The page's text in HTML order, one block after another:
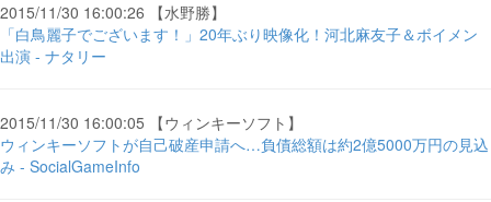
2015/11/30 16:00:26 【水野勝】
「白鳥麗子でございます！」20年ぶり映像化！河北麻友子＆ボイメン
出演 - ナタリー
2015/11/30 16:00:05 【ウィンキーソフト】
ウィンキーソフトが自己破産申請へ…負債総額は約2億5000万円の見込
み - SocialGameInfo